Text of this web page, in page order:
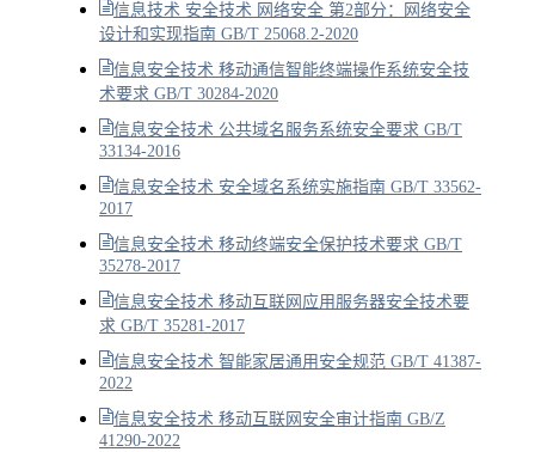
信息技术 安全技术 网络安全 第2部分：网络安全
设计和实现指南 GB/T 25068.2-2020
信息安全技术 移动通信智能终端操作系统安全技
术要求 GB/T 30284-2020
信息安全技术 公共域名服务系统安全要求 GB/T
33134-2016
信息安全技术 安全域名系统实施指南 GB/T 33562-
2017
信息安全技术 移动终端安全保护技术要求 GB/T
35278-2017
信息安全技术 移动互联网应用服务器安全技术要
求 GB/T 35281-2017
信息安全技术 智能家居通用安全规范 GB/T 41387-
2022
信息安全技术 移动互联网安全审计指南 GB/Z
41290-2022